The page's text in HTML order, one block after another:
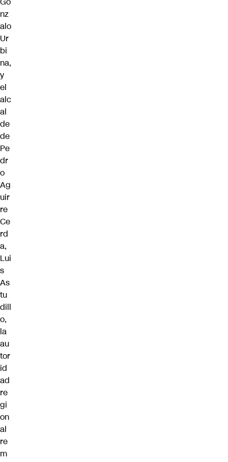
nz
alo
Ur
bi
na,
y
el
alc
al
de
de
Pe
dr
o
Ag
uir
re
Ce
rd
a,
Lui
s
As
tu
dill
o,
la
au
tor
id
ad
re
gi
on
al
re
m